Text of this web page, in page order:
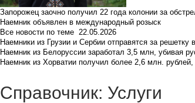
Запорожец заочно получил 22 года колонии за
Наемник объявлен в международный розыск
Все новости по теме 22.05.2026
Наемники из Грузии и Сербии отправятся за
Наемник из Белоруссии заработал 3,5 млн, убивая
Наемник из Хорватии получил более 2,6 млн.
Справочник: Услуги